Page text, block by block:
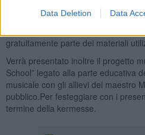
Data Deletion Data
Grosso. Particolarmente
del docufilm sul mosaico creato
gratuitamente parte dei materiali
Verrà presentato inoltre il progetto
School” legato alla parte educativa
musicale con gli allievi del maestro
pubblico.Per festeggiare con i
termine della kermesse.